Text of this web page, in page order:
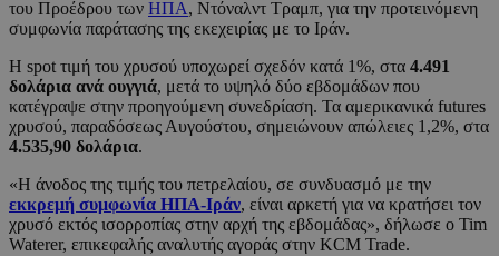
του Προέδρου των ΗΠΑ, Ντόναλντ Τραμπ, για την προτεινόμενη
συμφωνία παράτασης της εκεχειρίας με το Ιράν.
Η spot τιμή του χρυσού υποχωρεί σχεδόν κατά 1%, στα 4.491
δολάρια ανά ουγγιά, μετά το υψηλό δύο εβδομάδων που
κατέγραψε στην προηγούμενη συνεδρίαση. Τα αμερικανικά futures
χρυσού, παραδόσεως Αυγούστου, σημειώνουν απώλειες 1,2%, στα
4.535,90 δολάρια.
«Η άνοδος της τιμής του πετρελαίου, σε συνδυασμό με την
εκκρεμή συμφωνία ΗΠΑ-Ιράν, είναι αρκετή για να κρατήσει τον
χρυσό εκτός ισορροπίας στην αρχή της εβδομάδας», δήλωσε ο Tim
Waterer, επικεφαλής αναλυτής αγοράς στην KCM Trade.